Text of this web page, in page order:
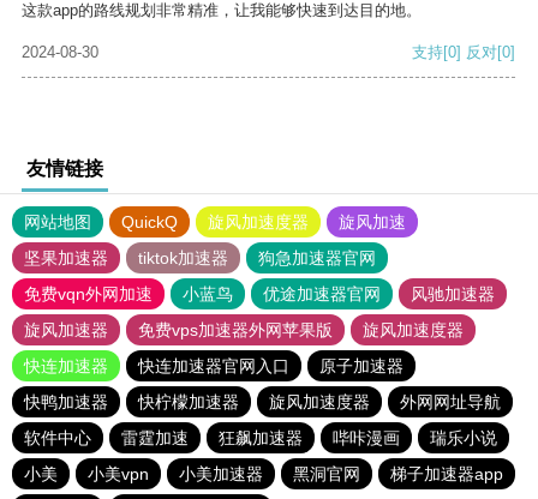
这款app的路线规划非常精准，让我能够快速到达目的地。
2024-08-30 支持[0] 反对[0]
友情链接
网站地图 QuickQ 旋风加速度器
旋风加速
坚果加速器
tiktok加速器
狗急加速器官网
免费vqn外网加速
小蓝鸟 优途加速器官网
风驰加速器
旋风加速器
免费vps加速器外网苹果版
旋风加速度器
快连加速器
快连加速器官网入口
原子加速器
快鸭加速器
快柠檬加速器 旋风加速度器
外网网址导航
软件中心
雷霆加速 狂飙加速器 哔咔漫画
瑞乐小说
小美
小美vpn 小美加速器 黑洞官网
梯子加速器app